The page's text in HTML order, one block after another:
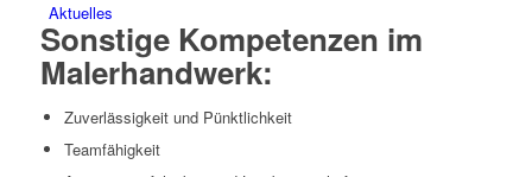
Aktuelles
Sonstige Kompetenzen im
Malerhandwerk:
Zuverlässigkeit und Pünktlichkeit
Teamfähigkeit